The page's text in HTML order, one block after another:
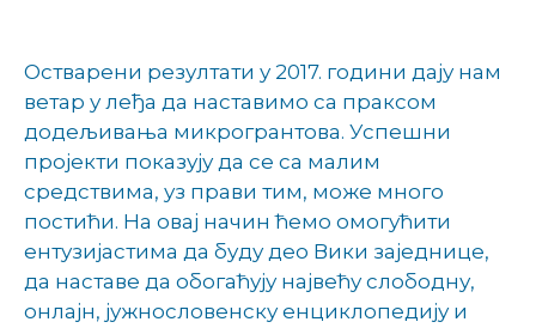
Остварени резултати у 2017. години дају нам
ветар у леђа да наставимо са праксом
додељивања микрогрантова. Успешни
пројекти показују да се са малим
средствима, уз прави тим, може много
постићи. На овај начин ћемо омогућити
ентузијастима да буду део Вики заједнице,
да наставе да обогаћују највећу слободну,
онлајн, јужнословенску енциклопедију и